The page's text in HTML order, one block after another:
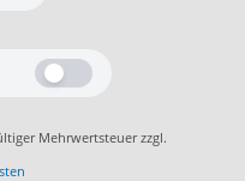
Mehrwertsteuer zzgl.